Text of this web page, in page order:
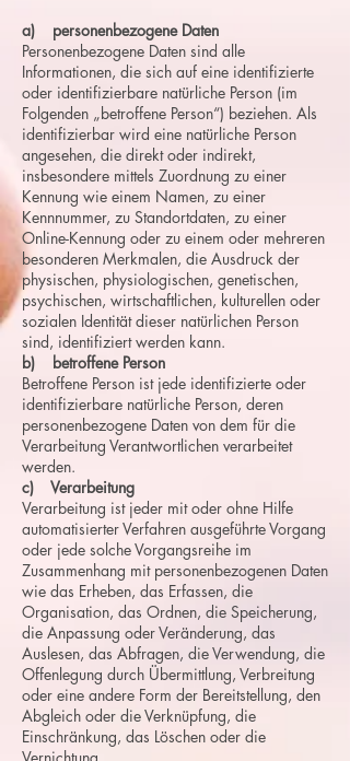
a) personenbezogene Daten
Personenbezogene Daten sind alle
Informationen, die sich auf eine identifizierte
oder identifizierbare natürliche Person (im
Folgenden „betroffene Person“) beziehen. Als
identifizierbar wird eine natürliche Person
angesehen, die direkt oder indirekt,
insbesondere mittels Zuordnung zu einer
Kennung wie einem Namen, zu einer
Kennnummer, zu Standortdaten, zu einer
Online-Kennung oder zu einem oder mehreren
besonderen Merkmalen, die Ausdruck der
physischen, physiologischen, genetischen,
psychischen, wirtschaftlichen, kulturellen oder
sozialen Identität dieser natürlichen Person
sind, identifiziert werden kann.
b) betroffene Person
Betroffene Person ist jede identifizierte oder
identifizierbare natürliche Person, deren
personenbezogene Daten von dem für die
Verarbeitung Verantwortlichen verarbeitet
werden.
c) Verarbeitung
Verarbeitung ist jeder mit oder ohne Hilfe
automatisierter Verfahren ausgeführte Vorgang
oder jede solche Vorgangsreihe im
Zusammenhang mit personenbezogenen Daten
wie das Erheben, das Erfassen, die
Organisation, das Ordnen, die Speicherung,
die Anpassung oder Veränderung, das
Auslesen, das Abfragen, die Verwendung, die
Offenlegung durch Übermittlung, Verbreitung
oder eine andere Form der Bereitstellung, den
Abgleich oder die Verknüpfung, die
Einschränkung, das Löschen oder die